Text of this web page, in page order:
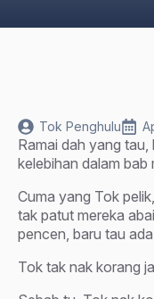
Tok Penghulu
Ramai dah yang
kelebihan dalam bab
Cuma yang Tok
tak patut mereka
pencen, baru tau
Tok tak nak korang